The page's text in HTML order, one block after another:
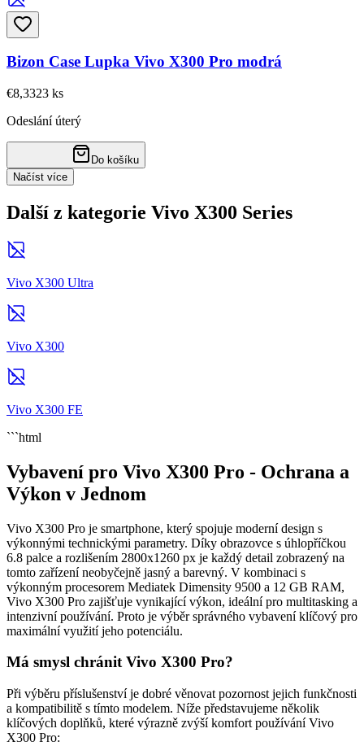
Bizon Case Lupka Vivo X300 Pro modrá
€8,3323 ks
Odeslání úterý
Do košíku
Načíst více
Další z kategorie Vivo X300 Series
Vivo X300 Ultra
Vivo X300
Vivo X300 FE
```html
Vybavení pro Vivo X300 Pro - Ochrana a
Výkon v Jednom
Vivo X300 Pro je smartphone, který spojuje moderní design s
výkonnými technickými parametry. Díky obrazovce s úhlopříčkou
6.8 palce a rozlišením 2800x1260 px je každý detail zobrazený na
tomto zařízení neobyčejně jasný a barevný. V kombinaci s
výkonným procesorem Mediatek Dimensity 9500 a 12 GB RAM,
Vivo X300 Pro zajišťuje vynikající výkon, ideální pro multitasking a
intenzivní používání. Proto je výběr správného vybavení klíčový pro
maximální využití jeho potenciálu.
Má smysl chránit Vivo X300 Pro?
Při výběru příslušenství je dobré věnovat pozornost jejich funkčnosti
a kompatibilitě s tímto modelem. Níže představujeme několik
klíčových doplňků, které výrazně zvýší komfort používání Vivo
X300 Pro: